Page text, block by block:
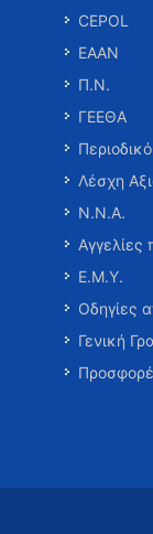
CEPOL
ΕΑΑΝ
Π.Ν.
ΓΕΕΘΑ
Λέσχη
Ν.Ν.Α.
Αγγελίες
Ε.Μ.Υ.
Οδηγίες
Γενική